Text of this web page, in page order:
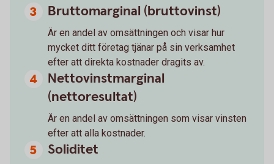
Bruttomarginal (bruttovinst)
Är en andel av omsättningen och visar hur
mycket ditt företag tjänar på sin verksamhet
efter att direkta kostnader dragits av.
Nettovinstmarginal
(nettoresultat)
Är en andel av omsättningen som visar vinsten
efter att alla kostnader.
Soliditet